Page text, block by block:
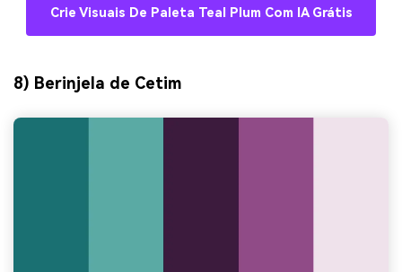
Crie Visuais De Paleta Teal Plum Com IA Grátis
8) Berinjela de Cetim